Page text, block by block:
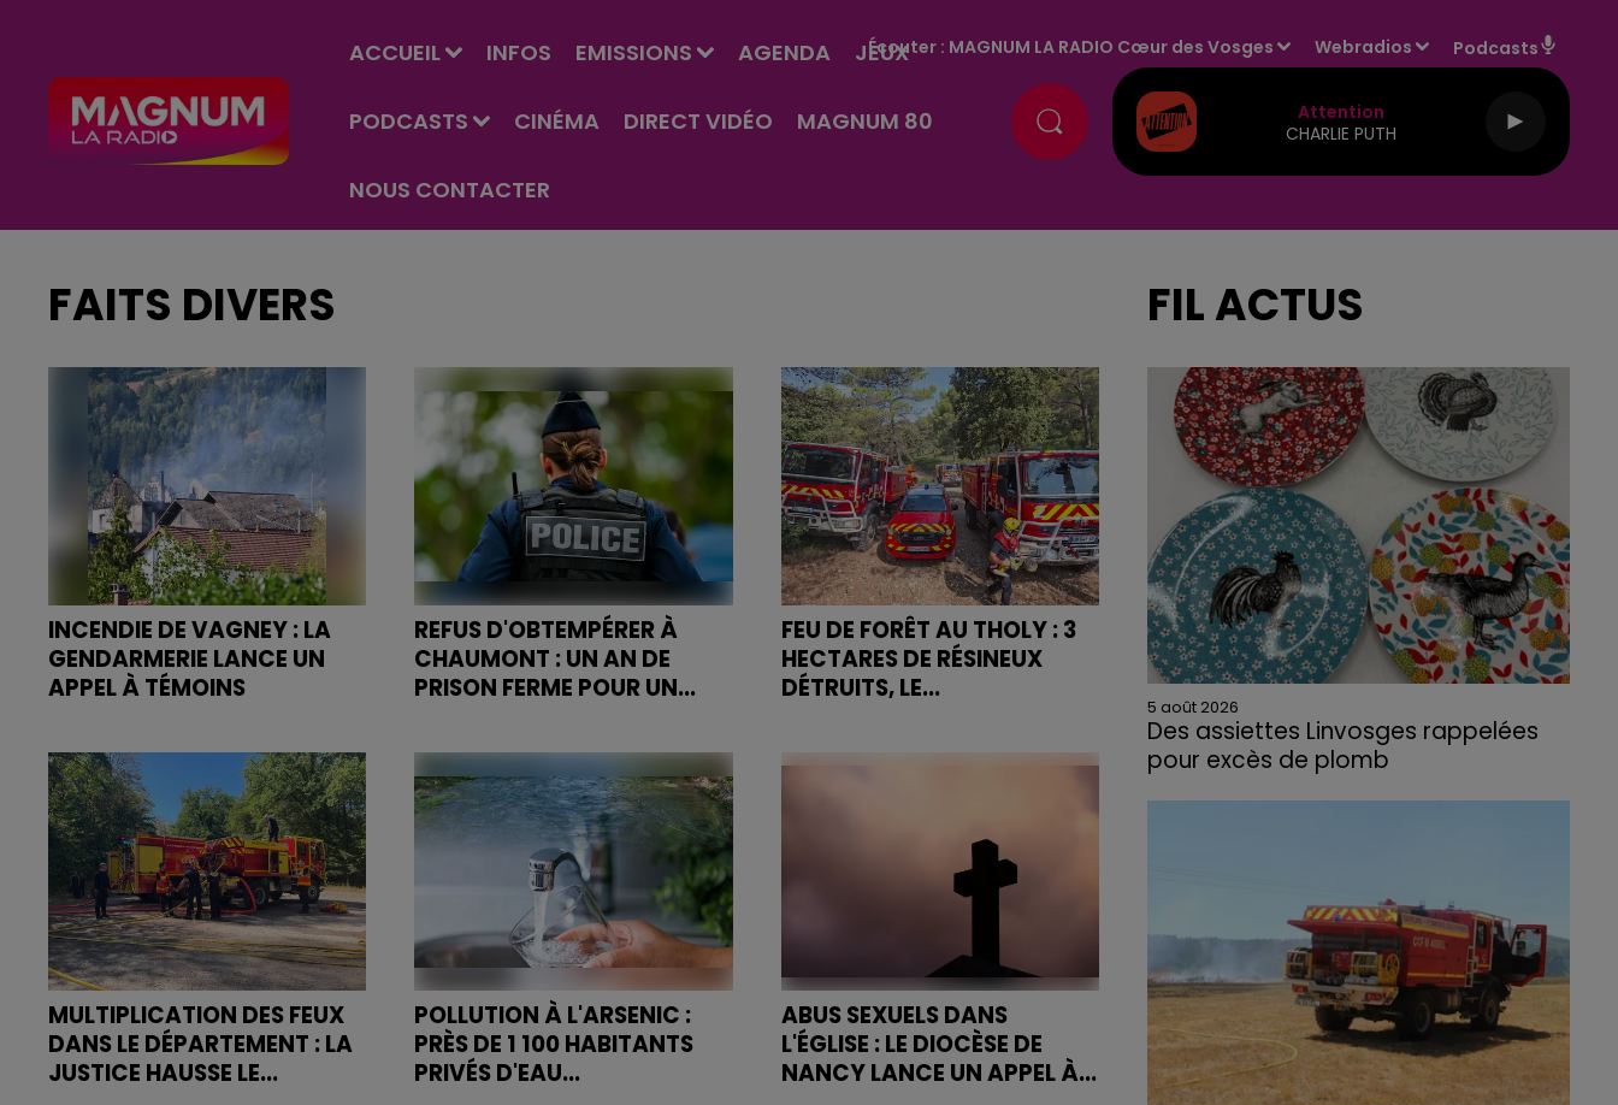
ACCUEIL INFOS EMISSIONS AGENDA JEUX
PODCASTS CINÉMA DIRECT VIDÉO MAGNUM 80
NOUS CONTACTER
Écouter : MAGNUM LA RADIO Cœur des Vosges Webradios Podcasts
Attention
CHARLIE PUTH
FAITS DIVERS
INCENDIE DE VAGNEY : LA
GENDARMERIE LANCE UN
APPEL À TÉMOINS
se propager au quartier
résidentiel, avait détruit deux
habitations et contraint à
l'évacuation d'une centaine de
personnes.
REFUS D'OBTEMPÉRER À
CHAUMONT : UN AN DE
PRISON FERME POUR UN...
prononcé l'annulation de son
permis et la confiscation de son
véhicule.
FEU DE FORÊT AU THOLY : 3
HECTARES DE RÉSINEUX
DÉTRUITS, LE...
d'accès, 80 sapeurs-pompiers,
agriculteurs venus en renfort,...
MULTIPLICATION DES FEUX
DANS LE DÉPARTEMENT : LA
JUSTICE HAUSSE LE...
POLLUTION À L'ARSENIC :
PRÈS DE 1 100 HABITANTS
PRIVÉS D'EAU...
ABUS SEXUELS DANS
L'ÉGLISE : LE DIOCÈSE DE
NANCY LANCE UN APPEL À...
FIL ACTUS
5 août 2026
Des assiettes Linvosges rappelées
pour excès de plomb